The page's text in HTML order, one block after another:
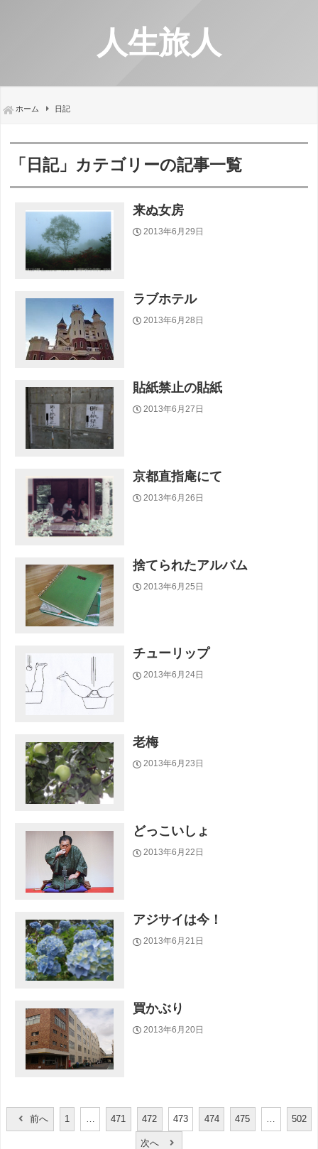
人生旅人
ホーム 日記
「日記」カテゴリーの記事一覧
来ぬ女房
2013年6月29日
ラブホテル
2013年6月28日
貼紙禁止の貼紙
2013年6月27日
京都直指庵にて
2013年6月26日
捨てられたアルバム
2013年6月25日
チューリップ
2013年6月24日
老梅
2013年6月23日
どっこいしょ
2013年6月22日
アジサイは今！
2013年6月21日
買かぶり
2013年6月20日
稿
前へ 1 … 471 472 473 474 475 … 502
次へ